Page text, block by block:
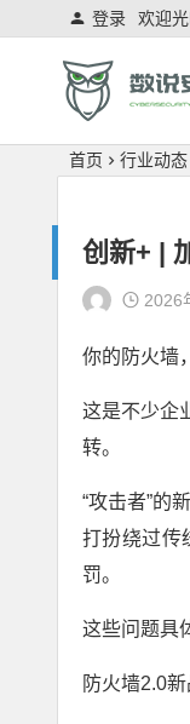
欢迎光
登录
首页 行业动态
创新+ |
2026
你的防火墙
这是不少企
转。
“攻击者”的
打扮绕过传
罚。
这些问题具
防火墙2.0